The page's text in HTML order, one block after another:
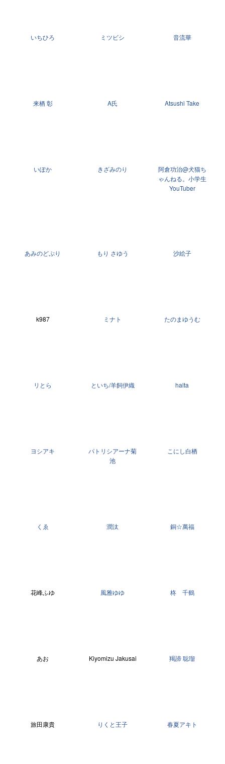
いちひろ ミツビシ 音流華
来栖 彰 A氏 Atsushi Take
いぽか きざみのり
阿倉功治@犬猫ち
ゃんねる。小学生
YouTuber
あみのどぷり もり さゆう 沙絵子
k987 ミナト たのまゆうむ
リとら といち/羊飼伊織 halta
ヨシアキ
パトリシアーナ菊
池
こにし白栖
くゑ 潤汰 銅☆萬福
花峰ふゆ 風雅ゆゆ 柊 千鶴
あお Kiyomizu Jakusai 羯諦 聡瑠
旅田康貴 りくと王子 春夏アキト